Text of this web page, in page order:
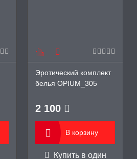
Эротический комплект
белья OPIUM_305
2 100
В корзину
Купить в один